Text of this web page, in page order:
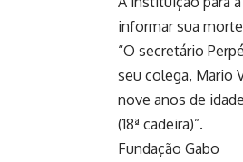
informar sua
“O secretário
seu colega, Mario
nove anos de
(18ª cadeira)”.
Fundação Gabo